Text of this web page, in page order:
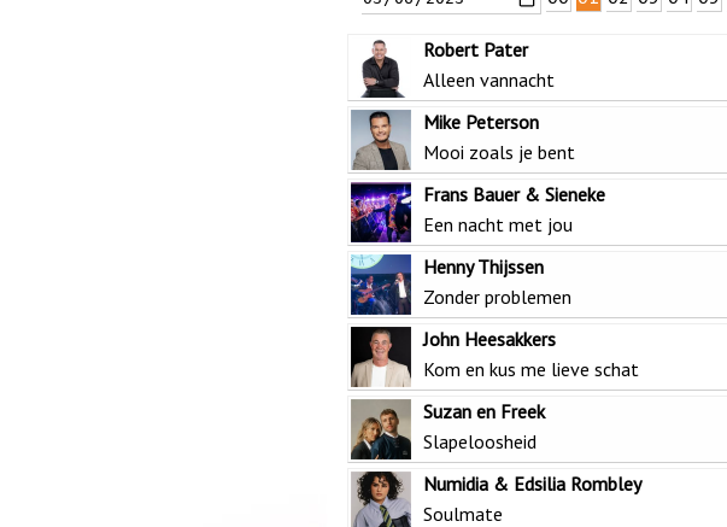
11 VAN ORANJE
Robert Pater
Alleen vannacht
Mike Peterson
Mooi zoals je bent
Frans Bauer & Sieneke
Een nacht met jou
Henny Thijssen
Zonder problemen
John Heesakkers
Kom en kus me lieve schat
Suzan en Freek
Slapeloosheid
Numidia & Edsilia Rombley
Soulmate